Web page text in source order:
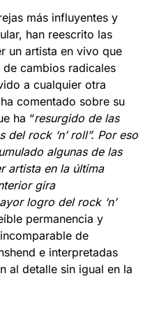
más influyentes y
han reescrito las
un artista en vivo que
cambios radicales
a cualquier otra
comentado sobre su
ha “resurgido de las
rock ‘n’ roll”. Por eso
algunas de las
artista en la última
gira
logro del rock ‘n’
permanencia y
de
e interpretadas
al detalle sin igual en la